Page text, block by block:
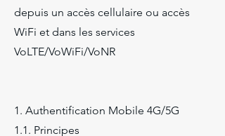
depuis un accès cellulaire ou accès
WiFi et dans les services
VoLTE/VoWiFi/VoNR
1. Authentification Mobile 4G/5G
1.1. Principes